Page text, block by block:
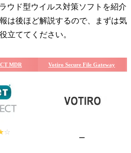
ウド型ウイルス対策ソフトを紹介
は後ほど解説するので、まずは気
立ててください。
MDR Votiro Secure File Gateway
ー